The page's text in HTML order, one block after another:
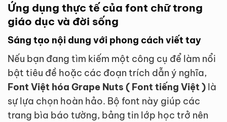
Ứng dụng thực tế của font chữ trong
giáo dục và đời sống
Sáng tạo nội dung với phong cách viết tay
Nếu bạn đang tìm kiếm một công cụ để làm nổi
bật tiêu đề hoặc các đoạn trích dẫn ý nghĩa,
Font Việt hóa Grape Nuts ( Font tiếng Việt ) là
sự lựa chọn hoàn hảo. Bộ font này giúp các
trang bìa báo tường, bảng tin lớp học trở nên